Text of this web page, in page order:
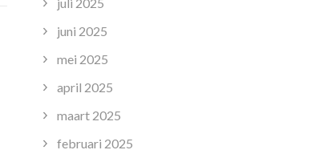
juni 2025
mei 2025
april 2025
maart 2025
februari 2025